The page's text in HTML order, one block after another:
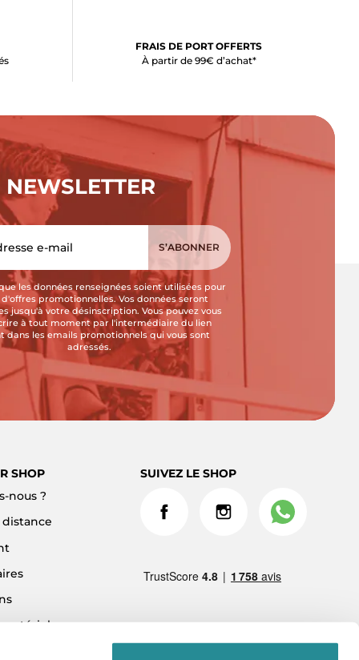
FRAIS DE PORT OFFERTS
À partir de 99€ d’achat*
NEWSLETTER
les données renseignées soient utilisées pour
d'offres promotionnelles. Vos données seront
jusqu'à votre désinscription. Vous pouvez vous
à tout moment par l'intermédiaire du lien
dans les emails promotionnels qui vous sont
adressés.
SHOP
nous ?
distance
matériel
SUIVEZ LE SHOP